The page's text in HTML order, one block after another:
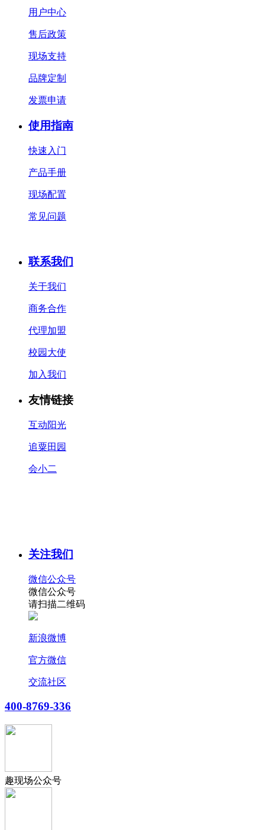
用户中心
售后政策
现场支持
品牌定制
发票申请
使用指南
快速入门
产品手册
现场配置
常见问题
联系我们
关于我们
商务合作
代理加盟
校园大使
加入我们
友情链接
互动阳光
追粟田园
会小二
关注我们
微信公众号
微信公众号
请扫描二维码
新浪微博
官方微信
交流社区
400-8769-336
趣现场公众号